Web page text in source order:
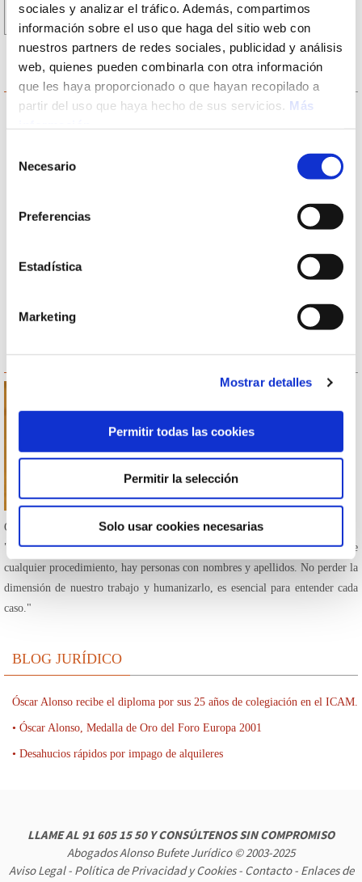
sociales y analizar el tráfico. Además, compartimos
información sobre el uso que haga del sitio web con
nuestros partners de redes sociales, publicidad y análisis
web, quienes pueden combinarla con otra información
que les haya proporcionado o que hayan recopilado a
partir del uso que haya hecho de sus servicios. Más
Necesario
Preferencias
Estadística
Marketing
Mostrar detalles
Permitir todas las cookies
Permitir la selección
Solo usar cookies necesarias
Buscar
NUESTROS SERVICIOS
Impagos y Deudas
Divorcios y Separaciones
Mediación Civil Familiar
LA FIRMA DEL DIRECTOR
Oscar Alonso :
"Lo más importante de nuestra profesión como Abogado, es que detrás de
cualquier procedimiento, hay personas con nombres y apellidos. No perder la
dimensión de nuestro trabajo y humanizarlo, es esencial para entender cada
caso."
BLOG JURÍDICO
Óscar Alonso recibe el diploma por sus 25 años de colegiación en el ICAM.
• Óscar Alonso, Medalla de Oro del Foro Europa 2001
• Desahucios rápidos por impago de alquileres
LLAME AL 91 605 15 50Y CONSÚLTENOS SIN COMPROMISO
Abogados Alonso Bufete Jurídico © 2003-2025
Aviso Legal- Política de Privacidad y Cookies- Contacto- Enlaces de